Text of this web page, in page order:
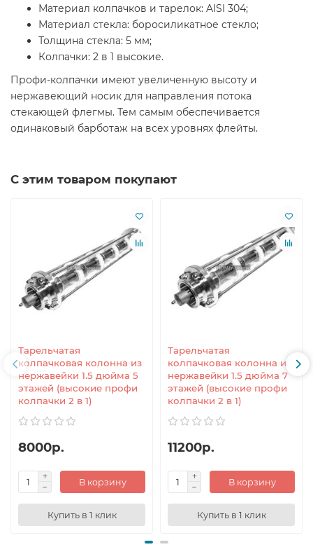
Материал колпачков и тарелок: AISI 304;
Материал стекла: боросиликатное стекло;
Толщина стекла: 5 мм;
Колпачки: 2 в 1 высокие.
Профи-колпачки имеют увеличенную высоту и
нержавеющий носик для направления потока
стекающей флегмы. Тем самым обеспечивается
одинаковый барботаж на всех уровнях флейты.
С этим товаром покупают
Тарельчатая
колпачковая колонна из
нержавейки 1.5 дюйма 5
этажей (высокие профи
колпачки 2 в 1)
8000р.
В корзину
Купить в 1 клик
Тарельчатая
колпачковая колонна из
нержавейки 1.5 дюйма 7
этажей (высокие профи
колпачки 2 в 1)
11200р.
В корзину
Купить в 1 клик